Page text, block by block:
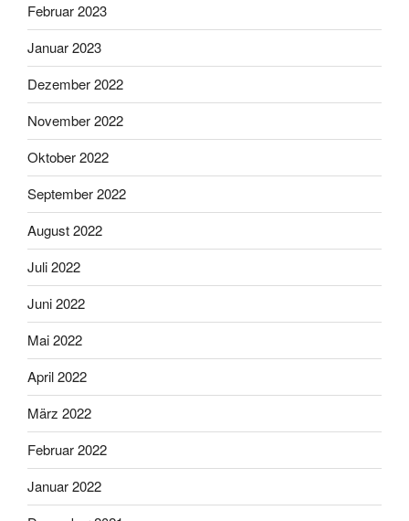
Februar 2023
Januar 2023
Dezember 2022
November 2022
Oktober 2022
September 2022
August 2022
Juli 2022
Juni 2022
Mai 2022
April 2022
März 2022
Februar 2022
Januar 2022